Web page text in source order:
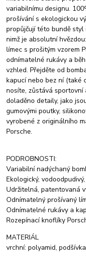
variabilnímu designu.
prošívání s ekologickou
propůjčují této bundě
nimž je absolutní
límec s prošitým vzorem
odnímatelné rukávy a
vzhled. Přejděte od
kapucí nebo bez ní (také
nosíte, zůstává sportovní
doladěno detaily, jako
gumovými poutky,
vyrobené z originálního
Porsche.
PODROBNOSTI:
Variabilní nadýchaný
Ekologický,
Udržitelná, patentovaná
Odnímatelný prošívaný
Odnímatelné rukávy a
Rozepínací knoflíky
MATERIÁL
vrchní: polyamid,